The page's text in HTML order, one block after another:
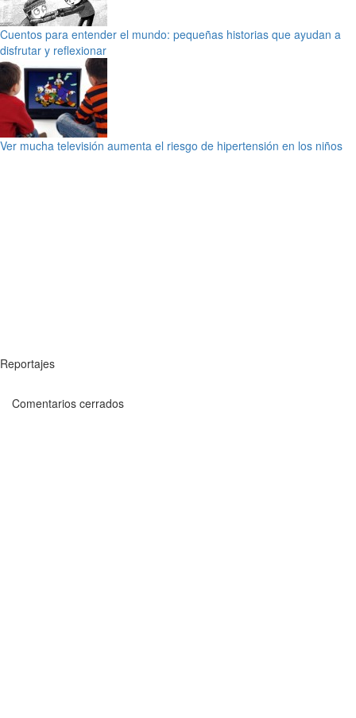
Cuentos para entender el mundo: pequeñas historias que ayudan a
disfrutar y reflexionar
Ver mucha televisión aumenta el riesgo de hipertensión en los niños
Reportajes
Comentarios cerrados